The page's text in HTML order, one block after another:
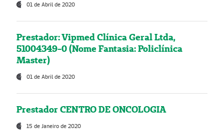
01 de Abril de 2020
Prestador: Vipmed Clínica Geral Ltda,
51004349-0 (Nome Fantasia: Policlínica
Master)
01 de Abril de 2020
Prestador CENTRO DE ONCOLOGIA
15 de Janeiro de 2020